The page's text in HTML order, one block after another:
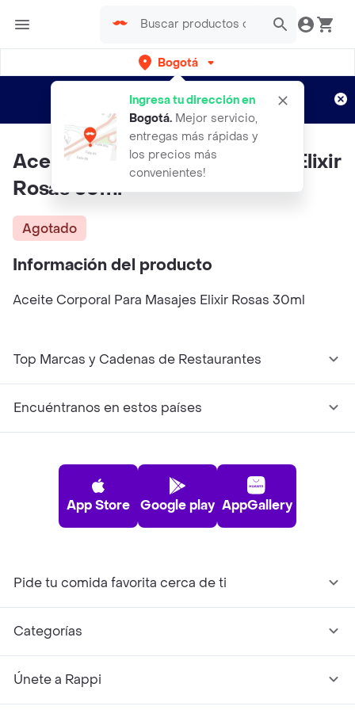
Bogotá
Ingresa tu dirección en
Bogotá. Mejor servicio,
entregas más rápidas y
los precios más
convenientes!
envíos gratis por semanas
Aplican TyC
Aceite Corporal Para Masajes Elixir
Rosas 30ml
Agotado
Información del producto
Aceite Corporal Para Masajes Elixir Rosas 30ml
Top Marcas y Cadenas de Restaurantes
Encuéntranos en estos países
App Store Google play AppGallery
Pide tu comida favorita cerca de ti
Categorías
Únete a Rappi